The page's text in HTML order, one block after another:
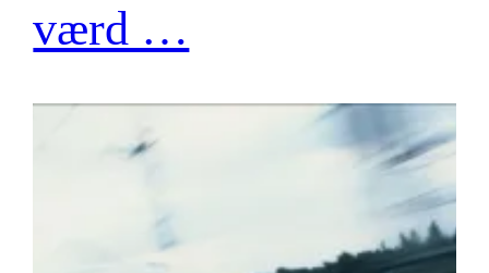
værd …